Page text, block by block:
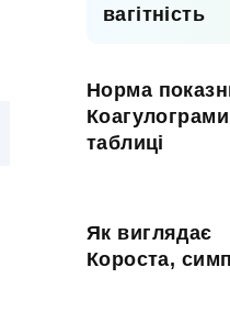
вагітність
Норма
таблиці
Як виглядає
Короста,